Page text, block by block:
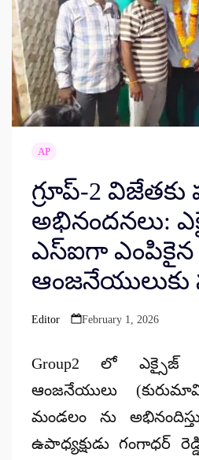
AP
గ్రూప్-2
అభినందనలు:
ఎస్‌ఐగా ఎంపికైన
ఆంజనేయులుకు
Posted
Editor February 1, 2026
Group2 లో
ఆంజనేయులు
మండలం ను
ఉపాధ్యక్షుడు గంగాధర్